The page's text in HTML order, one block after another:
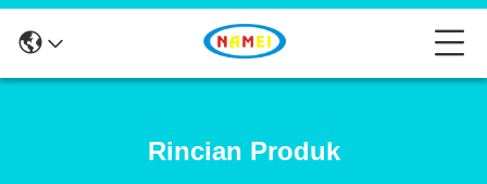
Rincian Produk